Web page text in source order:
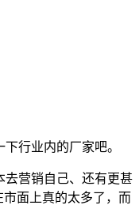
行业内的厂家吧。
营销自己、还有更甚
面上真的太多了，而